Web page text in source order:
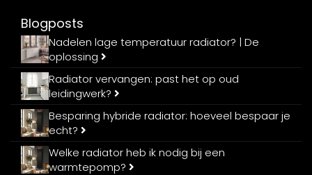
Blogposts
Nadelen lage temperatuur radiator? | De
oplossing
Radiator vervangen: past het op oud
leidingwerk?
Besparing hybride radiator: hoeveel bespaar je
echt?
Welke radiator heb ik nodig bij een
warmtepomp?